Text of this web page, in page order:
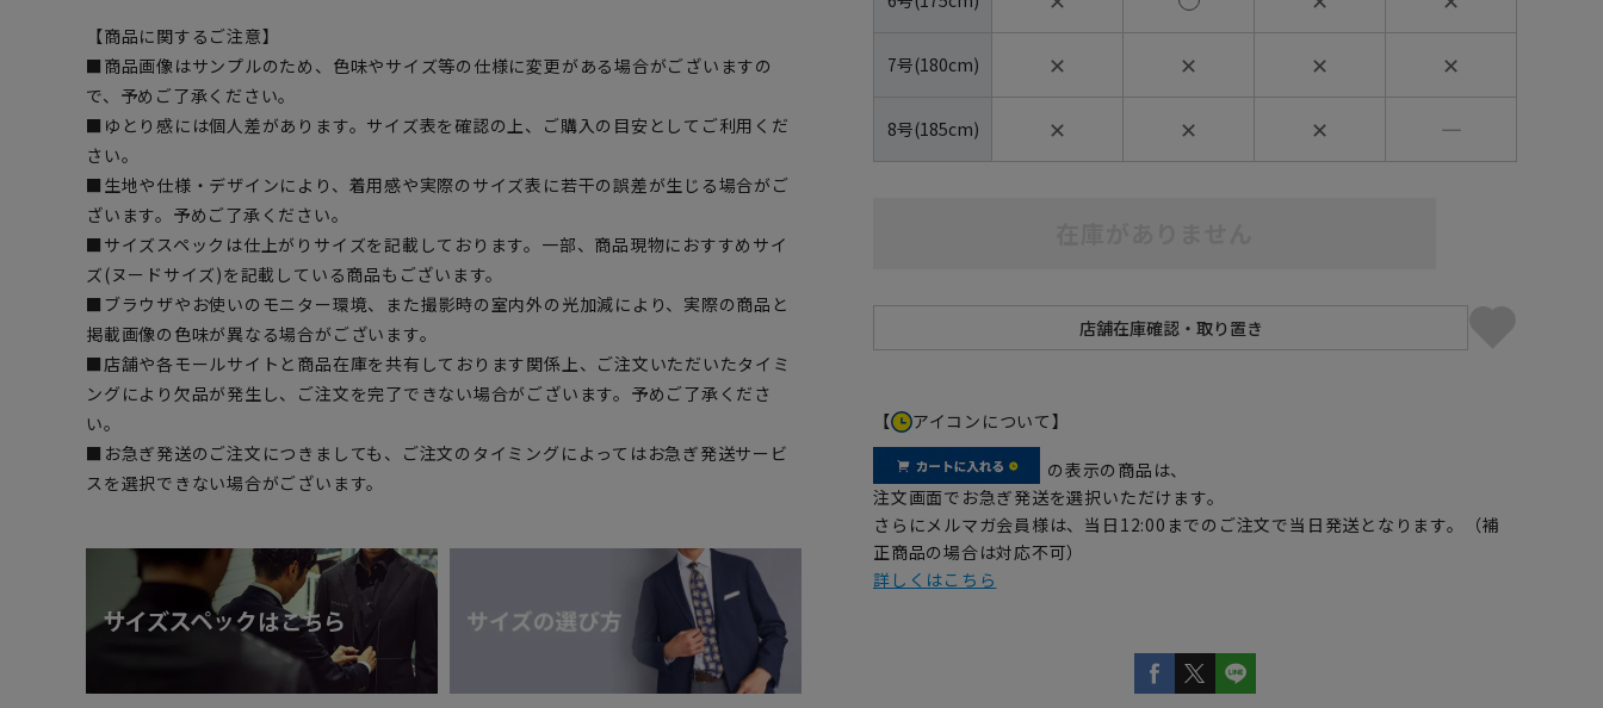
【商品に関するご注意】
■商品画像はサンプルのため、色味やサイズ等の仕様に変更がある場合がございますの
で、予めご了承ください。
■ゆとり感には個人差があります。サイズ表を確認の上、ご購入の目安としてご利用くだ
さい。
■生地や仕様・デザインにより、着用感や実際のサイズ表に若干の誤差が生じる場合がご
ざいます。予めご了承ください。
■サイズスペックは仕上がりサイズを記載しております。一部、商品現物におすすめサイ
ズ(ヌードサイズ)を記載している商品もございます。
■ブラウザやお使いのモニター環境、また撮影時の室内外の光加減により、実際の商品と
掲載画像の色味が異なる場合がございます。
■店舗や各モールサイトと商品在庫を共有しております関係上、ご注文いただいたタイミ
ングにより欠品が発生し、ご注文を完了できない場合がございます。予めご了承くださ
い。
■お急ぎ発送のご注文につきましても、ご注文のタイミングによってはお急ぎ発送サービ
スを選択できない場合がございます。
7号(180cm) ✕ ✕ ✕ ✕
8号(185cm) ✕ ✕ ✕ ―
【 アイコンについて】
の表示の商品は、
注文画面でお急ぎ発送を選択いただけます。
さらにメルマガ会員様は、当日12:00までのご注文で当日発送となります。（補
正商品の場合は対応不可）
詳しくはこちら